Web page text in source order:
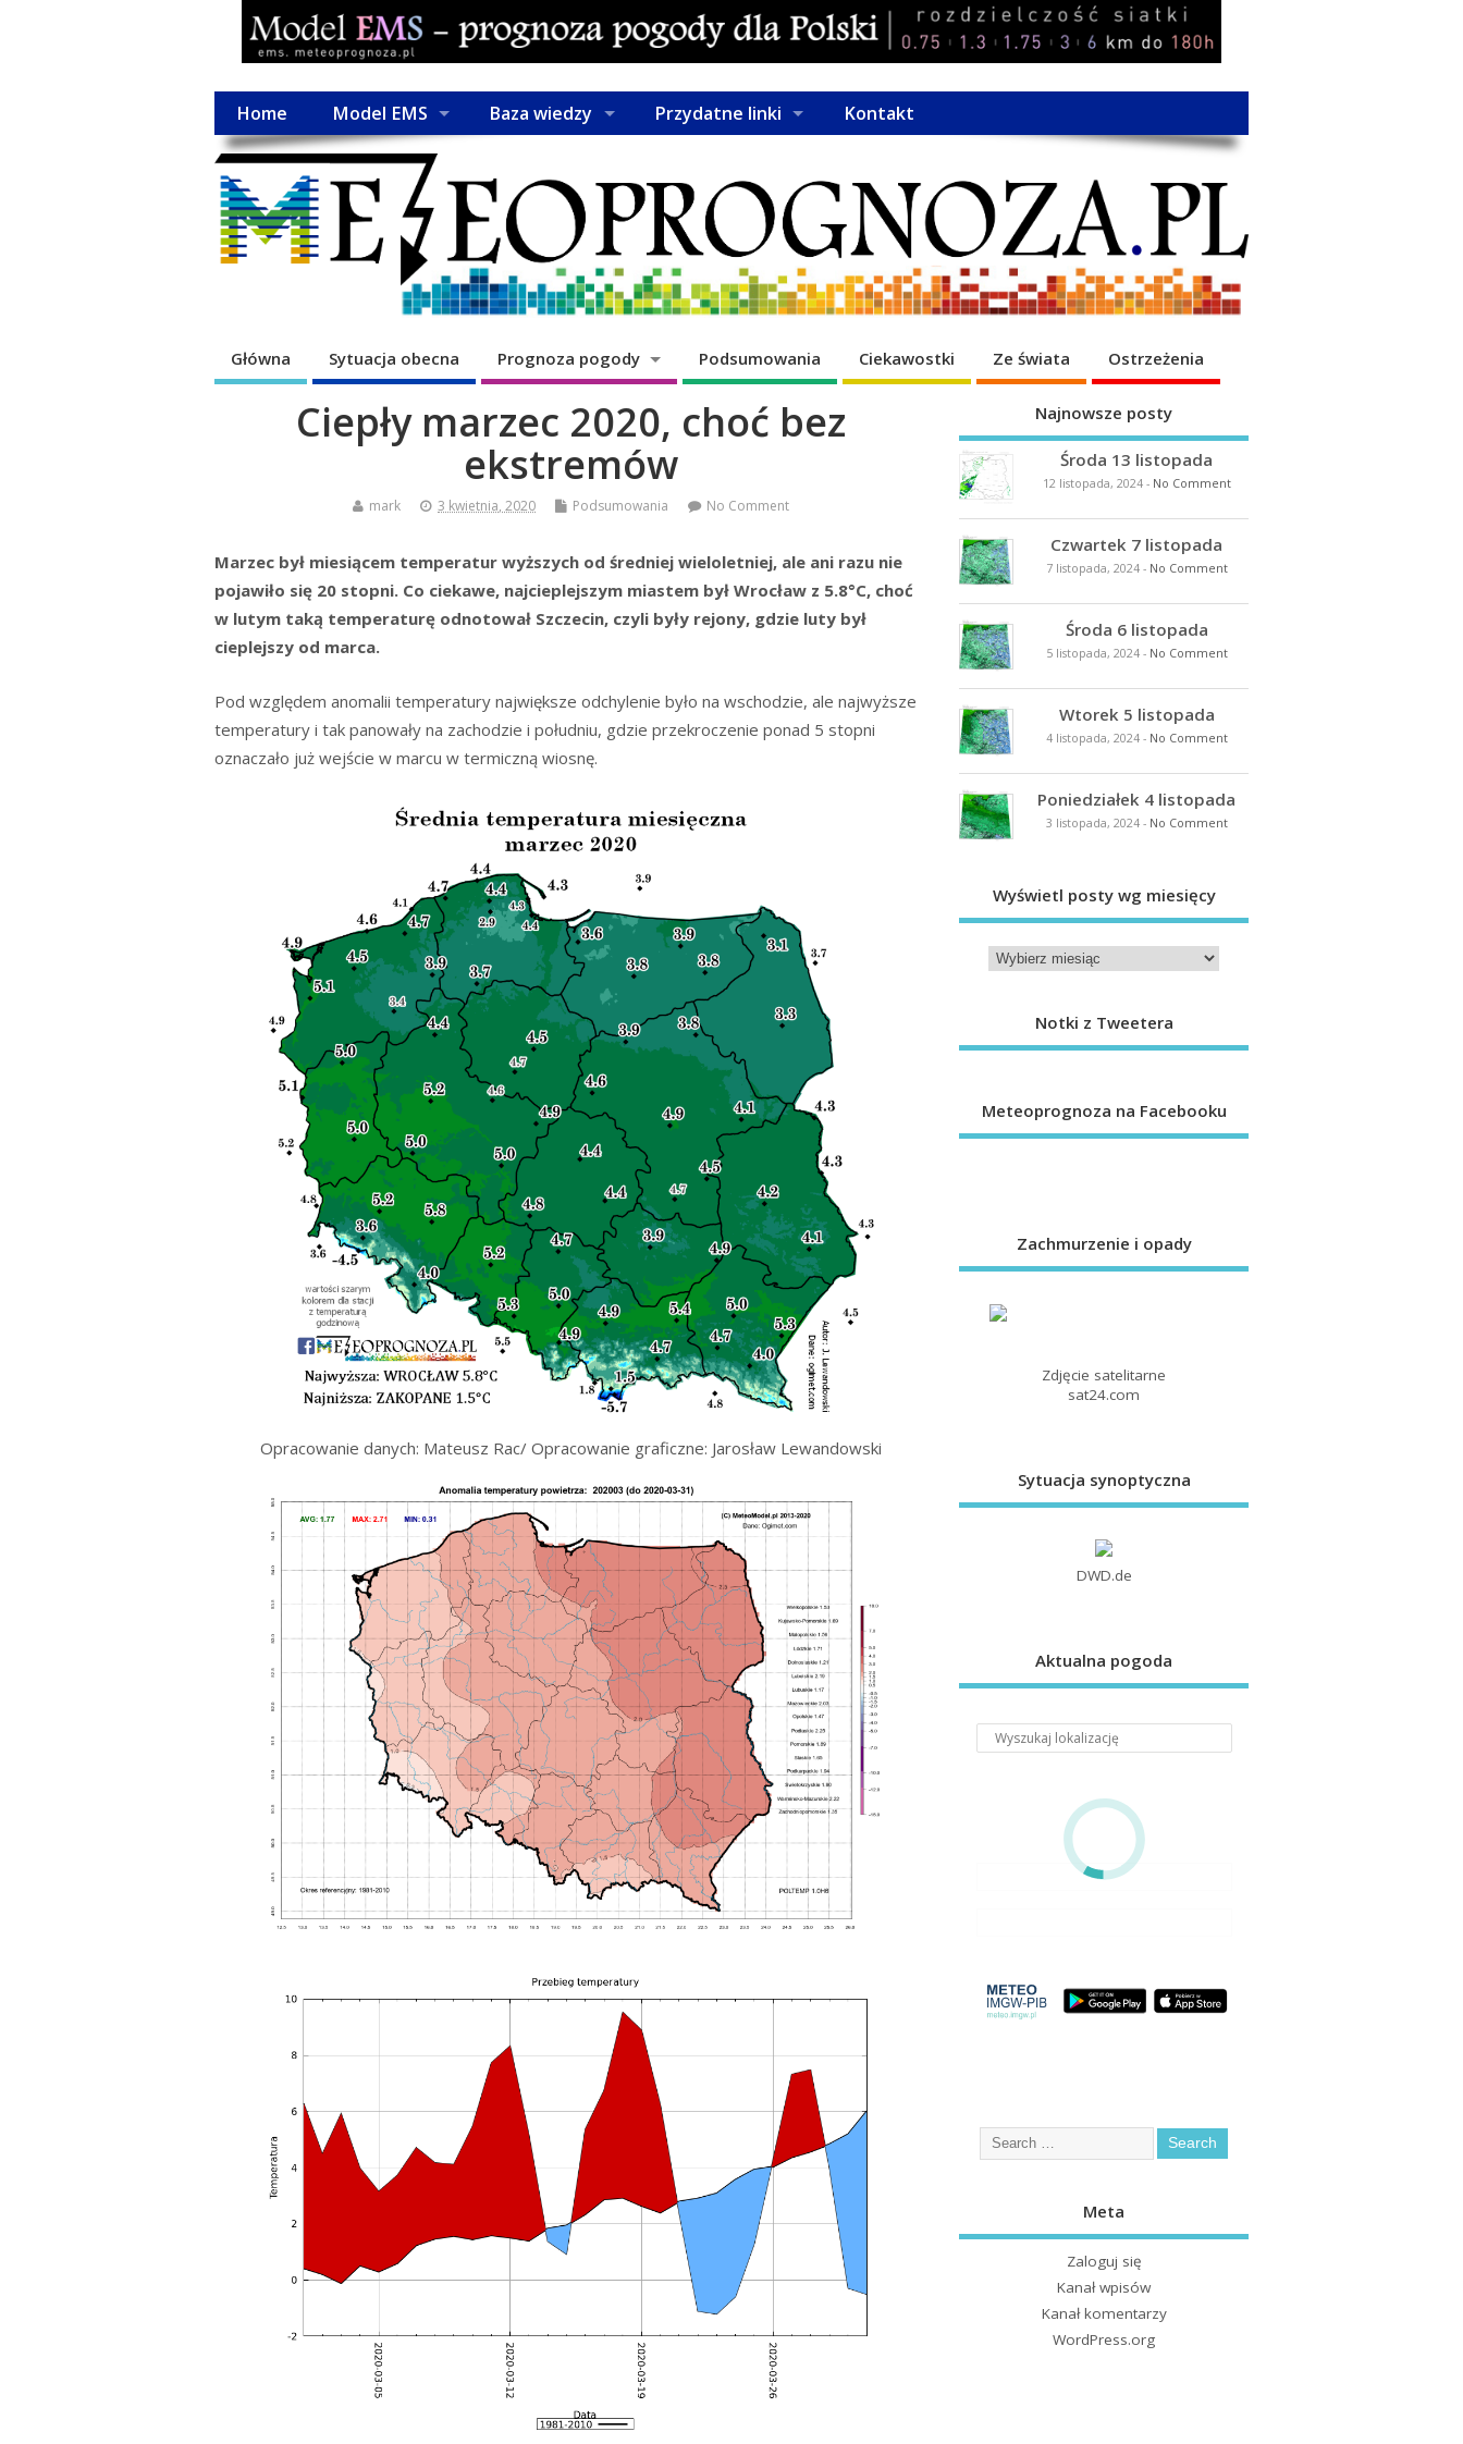
Home Model EMS Baza wiedzy Przydatne linki Kontakt
Główna Sytuacja obecna Prognoza pogody Podsumowania Ciekawostki Ze świata Ostrzeżenia
Ciepły marzec 2020, choć bez
ekstremów
mark 3 kwietnia, 2020 Podsumowania No Comment
Marzec był miesiącem temperatur wyższych od średniej wieloletniej, ale ani razu nie
pojawiło się 20 stopni. Co ciekawe, najcieplejszym miastem był Wrocław z 5.8°C, choć
w lutym taką temperaturę odnotował Szczecin, czyli były rejony, gdzie luty był
cieplejszy od marca.
Pod względem anomalii temperatury największe odchylenie było na wschodzie, ale najwyższe
temperatury i tak panowały na zachodzie i południu, gdzie przekroczenie ponad 5 stopni
oznaczało już wejście w marcu w termiczną wiosnę.
Opracowanie danych: Mateusz Rac/ Opracowanie graficzne: Jarosław Lewandowski
Najnowsze posty
Środa 13 listopada
12 listopada, 2024- No Comment
Czwartek 7 listopada
7 listopada, 2024- No Comment
Środa 6 listopada
5 listopada, 2024- No Comment
Wtorek 5 listopada
4 listopada, 2024- No Comment
Poniedziałek 4 listopada
3 listopada, 2024- No Comment
Wyświetl posty wg miesięcy
Notki z Tweetera
Meteoprognoza na Facebooku
Zachmurzenie i opady
Zdjęcie satelitarne
sat24.com
Sytuacja synoptyczna
DWD.de
Aktualna pogoda
Meta
Zaloguj się
Kanał wpisów
Kanał komentarzy
WordPress.org